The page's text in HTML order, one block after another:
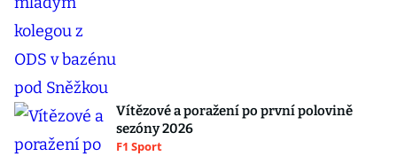
Vítězové a poražení po první polovině
sezóny 2026
F1 Sport